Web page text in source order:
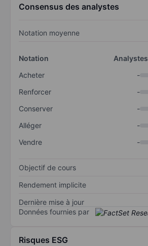
Consensus des analystes
Notation moyenne
Notation
Analystes
Acheter
-
Renforcer
-
Conserver
-
Alléger
-
Vendre
-
Objectif de cours
Rendement implicite
Dernière mise à jour
Données fournies par
Risques ESG